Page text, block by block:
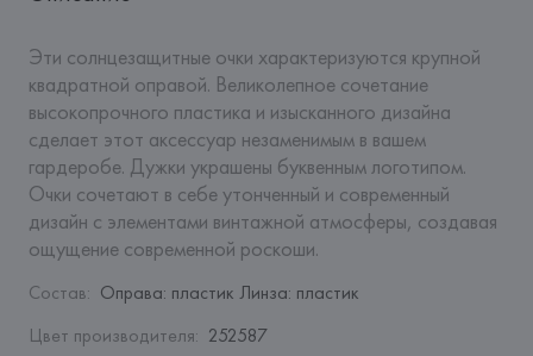
Эти солнцезащитные очки характеризуются крупной
квадратной оправой. Великолепное сочетание
высокопрочного пластика и изысканного дизайна
сделает этот аксессуар незаменимым в вашем
гардеробе. Дужки украшены буквенным логотипом.
Очки сочетают в себе утонченный и современный
дизайн с элементами винтажной атмосферы, создавая
ощущение современной роскоши.
Состав: Оправа: пластик Линза: пластик
Цвет производителя: 252587